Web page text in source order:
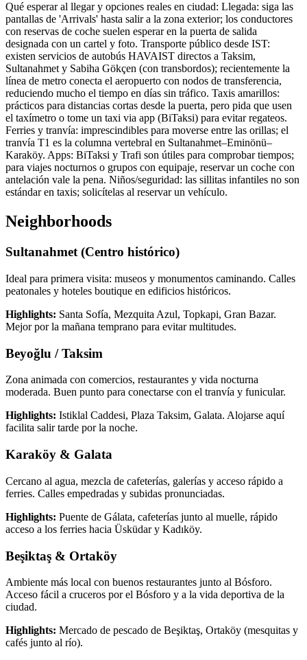
Qué esperar al llegar y opciones reales en ciudad: Llegada: siga las
pantallas de 'Arrivals' hasta salir a la zona exterior; los conductores
con reservas de coche suelen esperar en la puerta de salida
designada con un cartel y foto. Transporte público desde IST:
existen servicios de autobús HAVAIST directos a Taksim,
Sultanahmet y Sabiha Gökçen (con transbordos); recientemente la
línea de metro conecta el aeropuerto con nodos de transferencia,
reduciendo mucho el tiempo en días sin tráfico. Taxis amarillos:
prácticos para distancias cortas desde la puerta, pero pida que usen
el taxímetro o tome un taxi via app (BiTaksi) para evitar regateos.
Ferries y tranvía: imprescindibles para moverse entre las orillas; el
tranvía T1 es la columna vertebral en Sultanahmet–Eminönü–
Karaköy. Apps: BiTaksi y Trafi son útiles para comprobar tiempos;
para viajes nocturnos o grupos con equipaje, reservar un coche con
antelación vale la pena. Niños/seguridad: las sillitas infantiles no son
estándar en taxis; solicítelas al reservar un vehículo.
Neighborhoods
Sultanahmet (Centro histórico)
Ideal para primera visita: museos y monumentos caminando. Calles
peatonales y hoteles boutique en edificios históricos.
Highlights: Santa Sofía, Mezquita Azul, Topkapi, Gran Bazar.
Mejor por la mañana temprano para evitar multitudes.
Beyoğlu / Taksim
Zona animada con comercios, restaurantes y vida nocturna
moderada. Buen punto para conectarse con el tranvía y funicular.
Highlights: Istiklal Caddesi, Plaza Taksim, Galata. Alojarse aquí
facilita salir tarde por la noche.
Karaköy & Galata
Cercano al agua, mezcla de cafeterías, galerías y acceso rápido a
ferries. Calles empedradas y subidas pronunciadas.
Highlights: Puente de Gálata, cafeterías junto al muelle, rápido
acceso a los ferries hacia Üsküdar y Kadıköy.
Beşiktaş & Ortaköy
Ambiente más local con buenos restaurantes junto al Bósforo.
Acceso fácil a cruceros por el Bósforo y a la vida deportiva de la
ciudad.
Highlights: Mercado de pescado de Beşiktaş, Ortaköy (mesquitas y
cafés junto al río).